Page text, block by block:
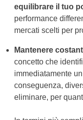
equilibrare il tuo
performance
mercati scelti per
Mantenere
concetto che
immediatamente
conseguenza,
eliminare, per